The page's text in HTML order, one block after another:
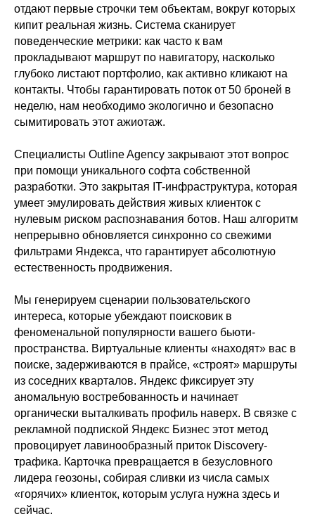
отдают первые строчки тем объектам, вокруг которых
кипит реальная жизнь. Система сканирует
поведенческие метрики: как часто к вам
прокладывают маршрут по навигатору, насколько
глубоко листают портфолио, как активно кликают на
контакты. Чтобы гарантировать поток от 50 броней в
неделю, нам необходимо экологично и безопасно
сымитировать этот ажиотаж.
Специалисты Outline Agency закрывают этот вопрос
при помощи уникального софта собственной
разработки. Это закрытая IT-инфраструктура, которая
умеет эмулировать действия живых клиенток с
нулевым риском распознавания ботов. Наш алгоритм
непрерывно обновляется синхронно со свежими
фильтрами Яндекса, что гарантирует абсолютную
естественность продвижения.
Мы генерируем сценарии пользовательского
интереса, которые убеждают поисковик в
феноменальной популярности вашего бьюти-
пространства. Виртуальные клиенты «находят» вас в
поиске, задерживаются в прайсе, «строят» маршруты
из соседних кварталов. Яндекс фиксирует эту
аномальную востребованность и начинает
органически выталкивать профиль наверх. В связке с
рекламной подпиской Яндекс Бизнес этот метод
провоцирует лавинообразный приток Discovery-
трафика. Карточка превращается в безусловного
лидера геозоны, собирая сливки из числа самых
«горячих» клиенток, которым услуга нужна здесь и
сейчас.